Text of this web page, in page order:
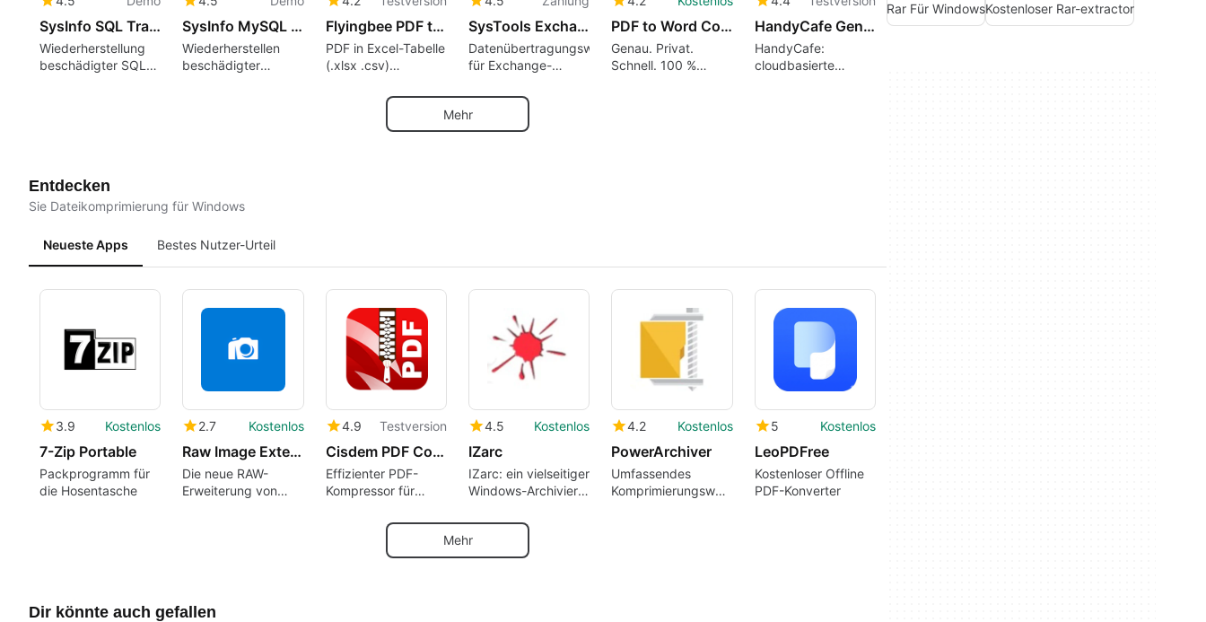
SysInfo SQL Transaction Log Recovery
Wiederherstellung
beschädigter SQL-
SysInfo MySQL Database Recovery Tool for Windows
Wiederherstellen
beschädigter
Flyingbee PDF to Excel Converter
PDF in Excel-Tabelle
(.xlsx .csv)
Datenwiederherstellung
SysTools Exchange to Exchange Migration Tool
Datenübertragungswerkzeug
für Exchange-
priorisieren,
Elemente filtern und
den Fortschritt in
PDF to Word Converter
Genau. Privat.
Schnell. 100 %
HandyCafe Genesis
HandyCafe:
cloudbasierte
Mehr
Entdecken
Sie Dateikomprimierung für Windows
Neueste Apps Bestes Nutzer-Urteil
3.9 Kostenlos
7-Zip Portable
Packprogramm für
die Hosentasche
2.7 Kostenlos
Raw Image Extension
Die neue RAW-
Erweiterung von
4.9 Testversion
Cisdem PDF Compressor
Effizienter PDF-
Kompressor für
4.5 Kostenlos
IZarc
IZarc: ein vielseitiger
Windows-Archivierer
4.2 Kostenlos
PowerArchiver
Umfassendes
Komprimierungswerkzeug
5 Kostenlos
LeoPDFree
Kostenloser Offline
PDF-Konverter
Mehr
Dir könnte auch gefallen
Rar Für WindowsKostenloser Rar-extractor